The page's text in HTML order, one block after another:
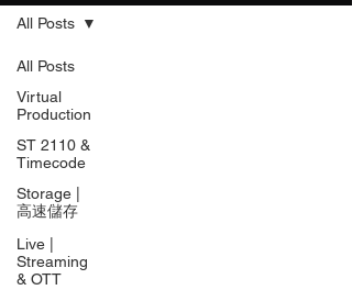
All Posts
Virtual
Production
ST 2110 &
Timecode
Storage |
高速儲存
Live |
Streaming
& OTT
All Posts